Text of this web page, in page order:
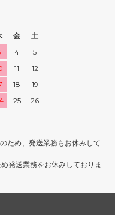
金
土
4
5
11
12
18
19
25
26
ため、発送業務もお休みして
発送業務をお休みしておりま